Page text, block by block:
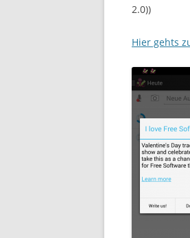
2.0))
Hier gehts